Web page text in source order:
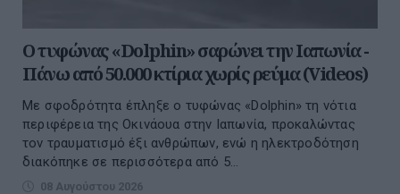
Ο τυφώνας «Dolphin» σαρώνει την Ιαπωνία -
Πάνω από 50.000 κτίρια χωρίς ρεύμα (Videos)
Με σφοδρότητα έπληξε ο τυφώνας «Dolphin» τη νότια
περιφέρεια της Οκινάουα στην Ιαπωνία, προκαλώντας
τον τραυματισμό έξι ανθρώπων, ενώ η ηλεκτροδότηση
διακόπηκε σε περισσότερα από 5...
08 Αυγούστου 2026